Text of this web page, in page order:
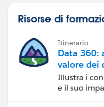
Risorse di
Itinerario
Data 360:
valore dei
Illustra i
e il suo